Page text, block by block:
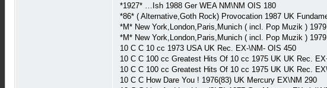
*1927* …Ish 1988 Ger WEA NM\NM OIS 180
*86* ( Alternative,Goth Rock) Provocation 1987 UK
*M* New York,London,Paris,Munich ( incl. Pop Muzik )
*M* New York,London,Paris,Munich ( incl. Pop Muzik )
10 C C 10 cc 1973 USA UK Rec. EX-\NM- OIS 450
10 C C 100 cc Greatest Hits Of 10 cc 1975 UK UK Rec.
10 C C 100 cc Greatest Hits Of 10 cc 1975 UK UK Rec.
10 C C How Dare You ! 1976(83) UK Mercury EX\NM 290